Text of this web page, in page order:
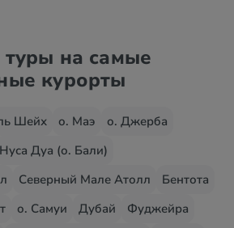
на самые
курорты
Шейх о. Маэ
о. Джерба
Нуса Дуа (о. Бали)
Северный Мале Атолл
Бентота
о. Самуи Дубай
Фуджейра